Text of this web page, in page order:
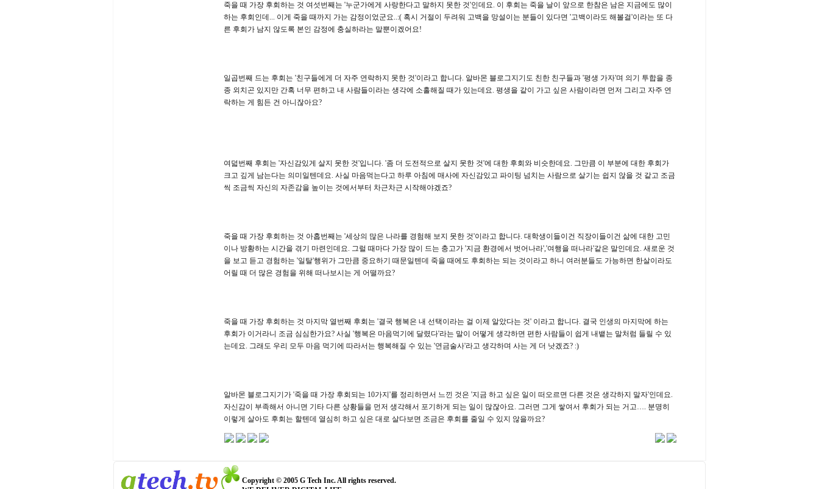
죽을 때 가장 후회하는 것 여섯번째는 '누군가에게 사랑한다고 말하지 못한 것'인데요. 이 후회는 죽을 날이 앞으로 한참은 남은 지금에도 많이
하는 후회인데... 이게 죽을 때까지 가는 감정이었군요..:( 혹시 거절이 두려워 고백을 망설이는 분들이 있다면 '고백이라도 해볼걸'이라는 또 다
른 후회가 남지 않도록 본인 감정에 충실하라는 말뿐이겠어요!
일곱번째 드는 후회는 '친구들에게 더 자주 연락하지 못한 것'이라고 합니다. 알바몬 블로그지기도 친한 친구들과 '평생 가자'며 의기 투합을 종
종 외치곤 있지만 간혹 너무 편하고 내 사람들이라는 생각에 소홀해질 때가 있는데요. 평생을 같이 가고 싶은 사람이라면 먼저 그리고 자주 연
락하는 게 힘든 건 아니잖아요?
여덟번째 후회는 '자신감있게 살지 못한 것'입니다. '좀 더 도전적으로 살지 못한 것'에 대한 후회와 비슷한데요. 그만큼 이 부분에 대한 후회가
크고 깊게 남는다는 의미일텐데요. 사실 마음먹는다고 하루 아침에 매사에 자신감있고 파이팅 넘치는 사람으로 살기는 쉽지 않을 것 같고 조금
씩 조금씩 자신의 자존감을 높이는 것에서부터 차근차근 시작해야겠죠?
죽을 때 가장 후회하는 것 아홉번째는 '세상의 많은 나라를 경험해 보지 못한 것'이라고 합니다. 대학생이들이건 직장이들이건 삶에 대한 고민
이나 방황하는 시간을 겪기 마련인데요. 그럴 때마다 가장 많이 드는 충고가 '지금 환경에서 벗어나라','여행을 떠나라'같은 말인데요. 새로운 것
을 보고 듣고 경험하는 '일탈'행위가 그만큼 중요하기 때문일텐데 죽을 때에도 후회하는 되는 것이라고 하니 여러분들도 가능하면 한살이라도
어릴 때 더 많은 경험을 위해 떠나보시는 게 어떨까요?
죽을 때 가장 후회하는 것 마지막 열번째 후회는 '결국 행복은 내 선택이라는 걸 이제 알았다는 것' 이라고 합니다. 결국 인생의 마지막에 하는
후회가 이거라니 조금 심심한가요? 사실 '행복은 마음먹기에 달렸다'라는 말이 어떻게 생각하면 편한 사람들이 쉽게 내뱉는 말처럼 들릴 수 있
는데요. 그래도 우리 모두 마음 먹기에 따라서는 행복해질 수 있는 '연금술사'라고 생각하며 사는 게 더 낫겠죠? :)
알바몬 블로그지기가 '죽을 때 가장 후회되는 10가지'를 정리하면서 느낀 것은 '지금 하고 싶은 일이 떠오르면 다른 것은 생각하지 말자'인데요.
자신감이 부족해서 아니면 기타 다른 상황들을 먼저 생각해서 포기하게 되는 일이 많잖아요. 그러면 그게 쌓여서 후회가 되는 거고…. 분명히
이렇게 살아도 후회는 할텐데 열심히 하고 싶은 대로 살다보면 조금은 후회를 줄일 수 있지 않을까요?
Copyright © 2005 G Tech Inc. All rights reserved.